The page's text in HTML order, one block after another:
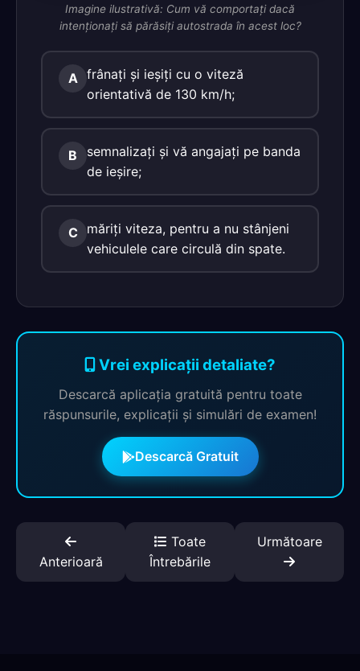
Imagine ilustrativă: Cum vă comportaţi dacă
intenţionaţi să părăsiţi autostrada în acest loc?
A frânaţi şi ieşiţi cu o viteză
orientativă de 130 km/h;
B
semnalizaţi şi vă angajaţi pe banda
de ieşire;
C
măriţi viteza, pentru a nu stânjeni
vehiculele care circulă din spate.
Vrei explicații detaliate?
Descarcă aplicația gratuită pentru toate
răspunsurile, explicații și simulări de examen!
Descarcă Gratuit
Anterioară
Toate
Întrebările
Următoare